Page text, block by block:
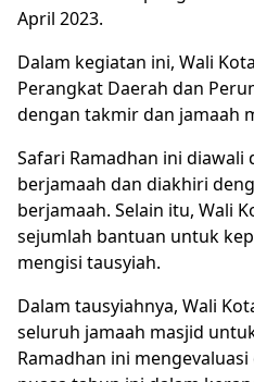
April 2023.
Dalam kegiatan ini, Wali
Perangkat Daerah dan
dengan takmir dan jamaah
Safari Ramadhan ini diawali
berjamaah dan diakhiri
berjamaah. Selain itu, Wali
sejumlah bantuan untuk
mengisi tausyiah.
Dalam tausyiahnya, Wali
seluruh jamaah masjid
Ramadhan ini